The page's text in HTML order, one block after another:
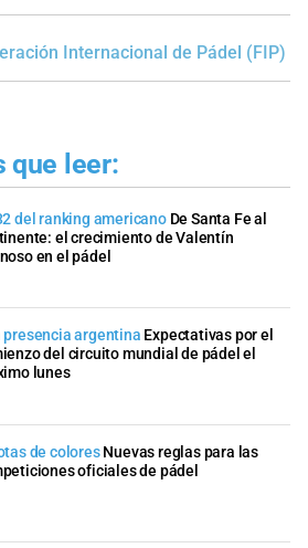
Internacional de Pádel (FIP)
que leer:
del ranking americano De Santa Fe al
el crecimiento de Valentín
en el pádel
presencia argentina Expectativas por el
del circuito mundial de pádel el
lunes
de colores Nuevas reglas para las
oficiales de pádel